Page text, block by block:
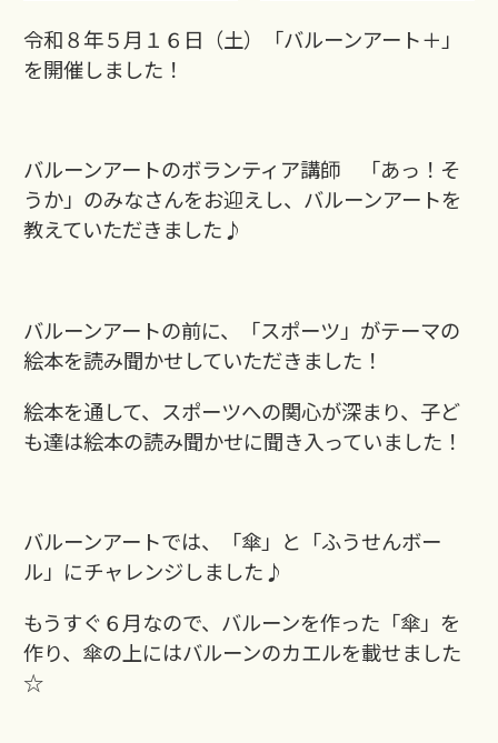
令和８年５月１６日（土）「バルーンアート＋」
を開催しました！
バルーンアートのボランティア講師 「あっ！そ
うか」のみなさんをお迎えし、バルーンアートを
教えていただきました♪
バルーンアートの前に、「スポーツ」がテーマの
絵本を読み聞かせしていただきました！
絵本を通して、スポーツへの関心が深まり、子ど
も達は絵本の読み聞かせに聞き入っていました！
バルーンアートでは、「傘」と「ふうせんボー
ル」にチャレンジしました♪
もうすぐ６月なので、バルーンを作った「傘」を
作り、傘の上にはバルーンのカエルを載せました
☆